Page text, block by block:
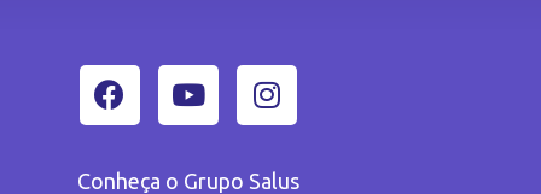
Conheça o Grupo Salus